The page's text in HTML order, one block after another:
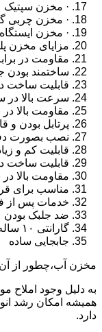
· مخزن سپتیک
· مخزن چربی
· مخزن ایستگاه
مزایای مخزن
مقاومت در
ساختمند بودن
قابلیت ساخت
سرعت بالا در
مقاومت بالا
پرتابل بودن و
نصب بصورت
قابلیت کم و
قابلیت ساخت
مقاومت بالا
مناسب برای
خدمات پس از
ضد جلبک بودن
گارانتی ۱۰ ساله
جابجایی ساده
مخزن آب،چطور از
به دلیل وجود املاح
همیشه امکان رشد
دارد.